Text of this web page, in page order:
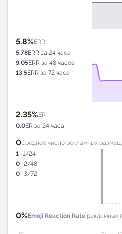
5.8%ERR*
5.78ERR за 24 часа
9.05ERR за 48 часов
13.5ERR за 72 часа
2.35%ER*
0.0ER за 24 часа
0Среднее число рекламных
1- 1/24
0- 2/48
0- 3/72
0%Emoji Reaction Rate рекламных